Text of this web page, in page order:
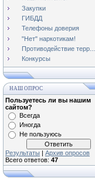
Закупки
ГИБДД
Телефоны доверия
"Нет" наркотикам!
Противодействие терр...
Конкурсы
НАШ ОПРОС
Пользуетесь ли вы нашим
сайтом?
Всегда
Иногда
Не пользуюсь
Результаты | Архив опросов
Всего ответов: 47